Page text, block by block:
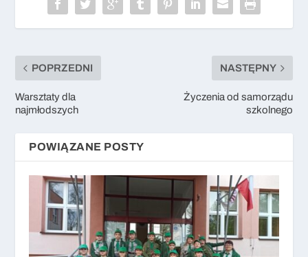
POPRZEDNI
Warsztaty dla
najmłodszych
NASTĘPNY
Życzenia od samorządu
szkolnego
POWIĄZANE POSTY